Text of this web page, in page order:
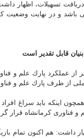
تسهیلات، اظهار
باشد و در نهایت
قابل تقدیر است
عملكرد پارك علم و
از طرف پارك علم و
اینكه باید سراغ
و فناوری كرمانشاه قرار
داشت: هم اكنون تمام